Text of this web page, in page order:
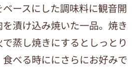
ースにした調味料に観音開
漬け込み焼いた一品。焼き
蒸し焼きにするとしっとり
べる時ににさらにお好みで